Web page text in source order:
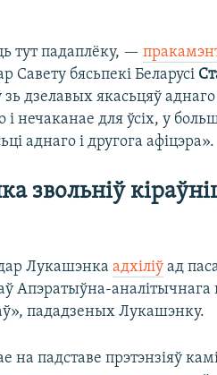
тут падаплёку, —
Савету бясьпекі Беларусі
дзелавых якасьцяў аднаго
нечаканае для ўсіх, у
аднаго і другога афіцэра».
звольніў
Лукашэнкаадхіліў ад
Апэратыўна-аналітычнага
пададзеных Лукашэнку.
падставе прэтэнзіяў